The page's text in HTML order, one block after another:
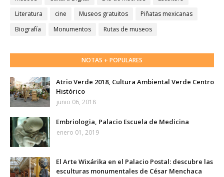
Literatura
cine Museos gratuitos
Piñatas mexicanas
Biografía
Monumentos Rutas de museos
NOTAS + POPULARES
Atrio Verde 2018, Cultura Ambiental Verde Centro
Histórico
junio 06, 2018
Embriologia, Palacio Escuela de Medicina
enero 01, 2019
El Arte Wixárika en el Palacio Postal: descubre las
esculturas monumentales de César Menchaca